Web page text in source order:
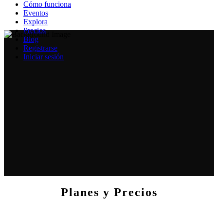
Cómo funciona
Eventos
Explora
Precios
Blog
Registrarse
Iniciar sesión
Planes y Precios